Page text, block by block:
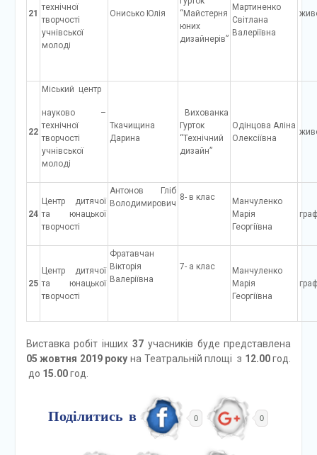
21
технічної
творчості
учнівської
молоді
Онисько Юлія
“Майстерня
юних
дизайнерів”
Мартиненко
Світлана
Валеріївна
22
Міський центр
науково –
технічної
творчості
учнівської
молоді
Ткачищина
Дарина
Вихованка
Гурток
“Технічний
дизайн”
Одінцова Аліна
Олексіївна
24
Центр дитячої
та юнацької
творчості
Антонов Гліб
Володимирович
8- в клас
Манчуленко
Марія
Георгіївна
25
Центр дитячої
та юнацької
творчості
Фратавчан
Вікторія
Валеріївна
7- а клас
Манчуленко
Марія
Георгіївна
Виставка робіт інших 37 учасників буде представлена
05 жовтня 2019 року на Театральній площі з 12.00год.
до 15.00год.
Поділитись в 0 0